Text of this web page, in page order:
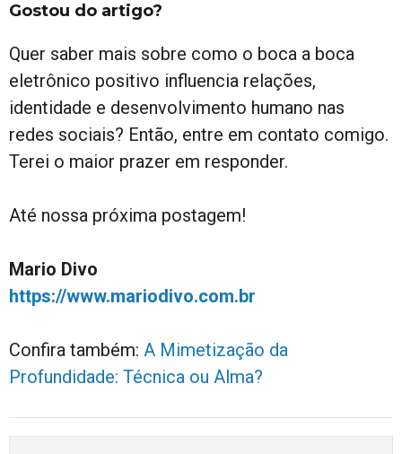
Gostou do artigo?
Quer saber mais sobre como o boca a boca
eletrônico positivo influencia relações,
identidade e desenvolvimento humano nas
redes sociais? Então, entre em contato comigo.
Terei o maior prazer em responder.
Até nossa próxima postagem!
Mario Divo
https://www.mariodivo.com.br
Confira também: A Mimetização da
Profundidade: Técnica ou Alma?